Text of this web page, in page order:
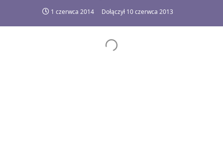
1 czerwca 2014 Dołączył 10 czerwca 2013